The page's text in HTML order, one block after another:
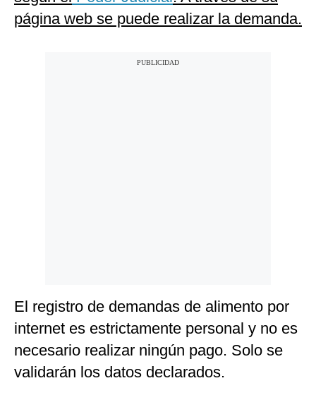
página web se puede realizar la demanda.
El registro de demandas de alimento por
internet es estrictamente personal y no es
necesario realizar ningún pago. Solo se
validarán los datos declarados.